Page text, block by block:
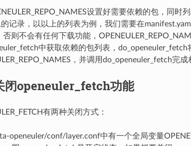
设置好需要依赖的包，同时
记录，以以上的列表为例，我们需要在
否则不会有任何下载功能，
中获取依赖的包列表，do_openeuler_fetch
，并调用do_openeuler_fetch完成
闭openeuler_fetch功能
有两种关闭方式：
openeuler/conf/layer.conf中有一个全局变量